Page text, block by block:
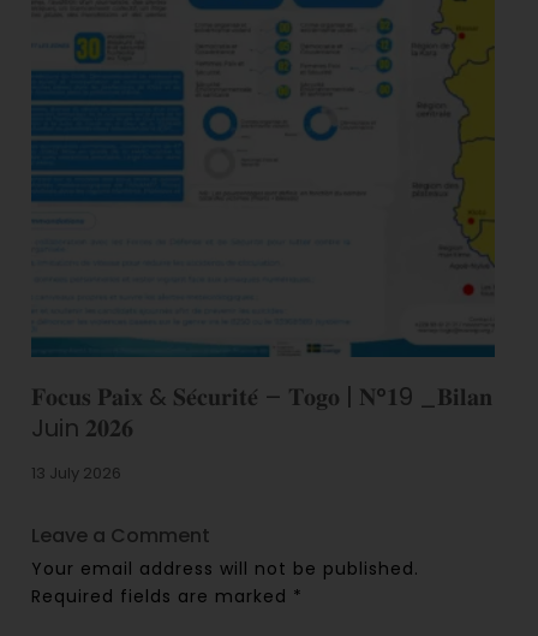
𝐅𝐨𝐜𝐮𝐬 𝐏𝐚𝐢𝐱 & 𝐒𝐞́𝐜𝐮𝐫𝐢𝐭𝐞́ – 𝐓𝐨𝐠𝐨 | 𝐍°𝟏9 _𝐁𝐢𝐥𝐚𝐧
Juin 𝟐𝟎𝟐𝟔
13 July 2026
Leave a Comment
Your email address will not be published.
Required fields are marked *